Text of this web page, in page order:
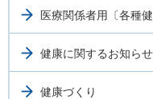
医療関係者用〔各種
健康に関するお知らせ
健康づくり